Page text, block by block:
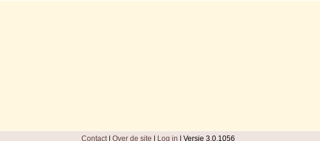
Contact| Over de site | Log in | Versie 3.0.1056